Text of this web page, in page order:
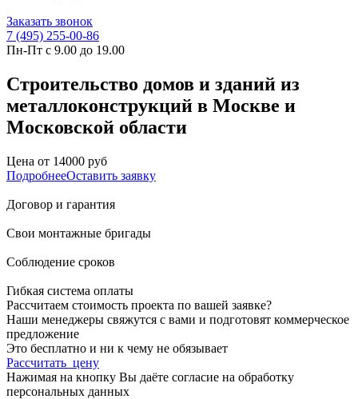
Заказать звонок
7 (495) 255-00-86
Пн-Пт с 9.00 до 19.00
Строительство домов и зданий из
металлоконструкций в Москве и
Московской области
Цена от 14000 руб
ПодробнееОставить заявку
Договор и гарантия
Свои монтажные бригады
Соблюдение сроков
Гибкая система оплаты
Расcчитаем стоимость проекта по вашей заявке?
Наши менеджеры свяжутся с вами и подготовят коммерческое
предложение
Это бесплатно и ни к чему не обязывает
Рассчитать цену
Нажимая на кнопку Вы даёте согласие на обработку
персональных данных